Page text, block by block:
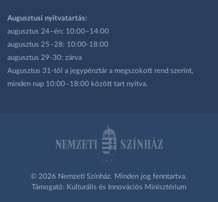
Augusztusi nyitvatartás:
augusztus 24–én: 10:00–14:00
augusztus 25–28: 10:00-18:00
augusztus 29-30: zárva
Augusztus 31-től a jegypénztár a megszokott rend szerint,
minden nap 10:00–18:00 között tart nyitva.
© 2026 Nemzeti Színház. Minden jog fenntartva.
Támogató: Kulturális és Innovációs Minisztérium